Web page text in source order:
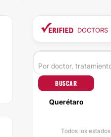
DOCTORS
BUSCAR
Querétaro
Todos los estados